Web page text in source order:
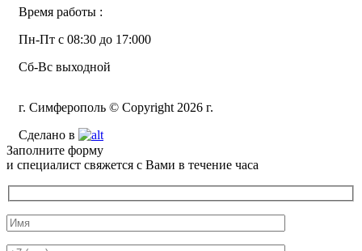
Время работы :
Пн-Пт с 08:30 до 17:000
Сб-Вс выходной
г. Симферополь © Copyright 2026 г.
Сделано в
Заполните форму
и специалист свяжется с Вами в течение часа